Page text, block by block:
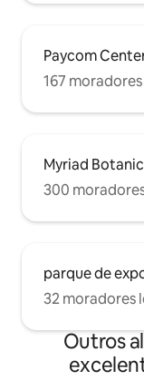
Paycom
167
Myriad
300
parque de
32 moradores
Outros